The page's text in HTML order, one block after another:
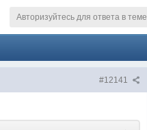
Авторизуйтесь для ответа в теме
#12141